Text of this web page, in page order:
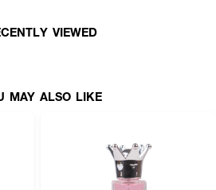
VIEWED
MAY ALSO LIKE